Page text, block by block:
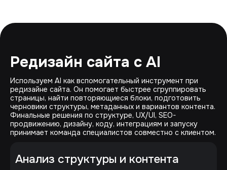
Редизайн сайта с AI
Используем AI как вспомогательный инструмент при
редизайне сайта. Он помогает быстрее сгруппировать
страницы, найти повторяющиеся блоки, подготовить
черновики структуры, метаданных и вариантов контента.
Финальные решения по структуре, UX/UI, SEO-
продвижению, дизайну, коду, интеграциям и запуску
принимает команда специалистов совместно с клиентом.
Анализ структуры и контента